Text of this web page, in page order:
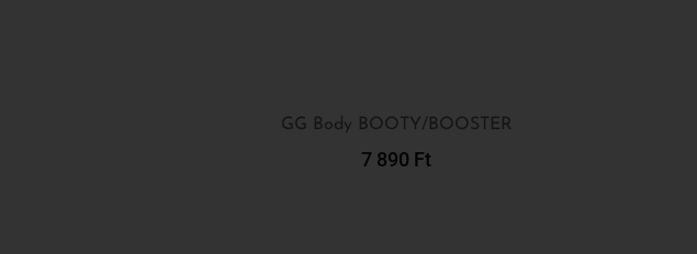
GG Body BOOTY/BOOSTER
7 890 Ft